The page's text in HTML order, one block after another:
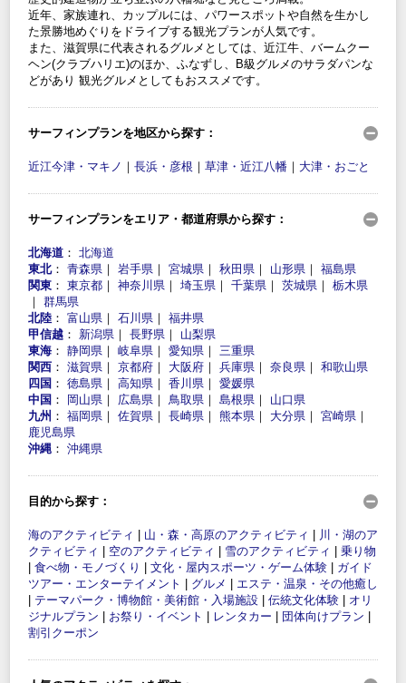
近年、家族連れ、カップルには、パワースポットや自然を生かし
た景勝地めぐりをドライブする観光プランが人気です。
また、滋賀県に代表されるグルメとしては、近江牛、バームクー
ヘン(クラブハリエ)のほか、ふなずし、B級グルメのサラダパンな
どがあり 観光グルメとしてもおススメです。
サーフィンプランを地区から探す：
近江今津・マキノ ｜ 長浜・彦根 ｜ 草津・近江八幡 ｜ 大津・おごと
サーフィンプランをエリア・都道府県から探す：
北海道 ： 北海道
東北： 青森県 ｜ 岩手県 ｜ 宮城県 ｜ 秋田県 ｜ 山形県 ｜ 福島県
関東 ： 東京都 ｜ 神奈川県 ｜ 埼玉県 ｜ 千葉県 ｜ 茨城県 ｜ 栃木県
｜ 群馬県
北陸 ： 富山県 ｜ 石川県 ｜ 福井県
甲信越 ： 新潟県 ｜ 長野県 ｜ 山梨県
東海 ： 静岡県 ｜ 岐阜県 ｜ 愛知県 ｜ 三重県
関西 ： 滋賀県 ｜ 京都府 ｜ 大阪府 ｜ 兵庫県 ｜ 奈良県 ｜ 和歌山県
四国 ： 徳島県 ｜ 高知県 ｜ 香川県 ｜ 愛媛県
中国 ： 岡山県 ｜ 広島県 ｜ 鳥取県 ｜ 島根県 ｜ 山口県
九州 ： 福岡県 ｜ 佐賀県 ｜ 長崎県 ｜ 熊本県 ｜ 大分県 ｜ 宮崎県 ｜
鹿児島県
沖縄 ： 沖縄県
目的から探す：
海のアクティビティ 山・森・高原のアクティビティ
川・湖のア
クティビティ
空のアクティビティ 雪のアクティビティ
乗り物
食べ物・モノづくり 文化・屋内スポーツ・ゲーム体験
ガイド
ツアー・エンターテイメント
グルメ
エステ・温泉・その他癒し
テーマパーク・博物館・美術館・入場施設 伝統文化体験
オリ
ジナルプラン
お祭り・イベント レンタカー 団体向けプラン
割引クーポン